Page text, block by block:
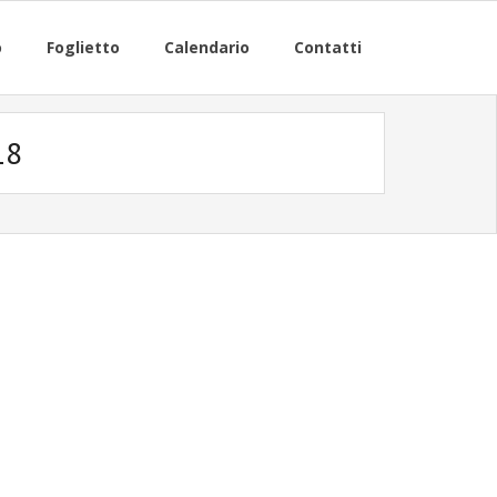
Foglietto Calendario Contatti